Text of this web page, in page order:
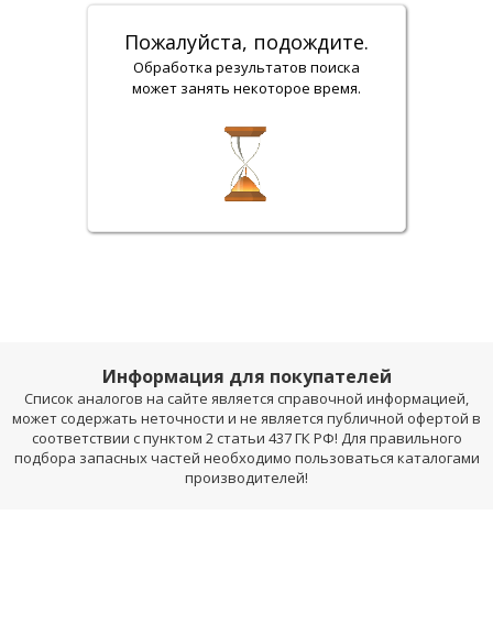
Пожалуйста, подождите.
Обработка результатов поиска
может занять некоторое время.
Информация для покупателей
Список аналогов на сайте является справочной информацией,
может содержать неточности и не является публичной офертой в
соответствии с пунктом 2 статьи 437 ГК РФ! Для правильного
подбора запасных частей необходимо пользоваться каталогами
производителей!